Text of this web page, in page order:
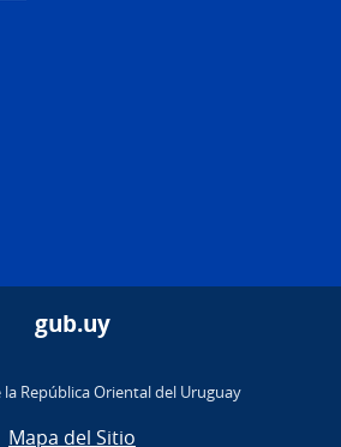
gub.uy
República Oriental del Uruguay
Mapa del Sitio